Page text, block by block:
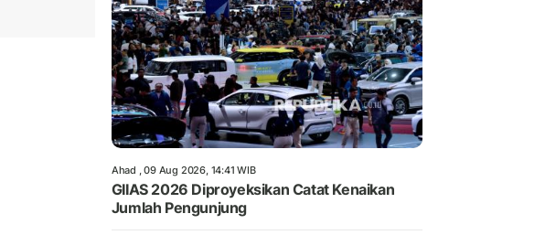
Ahad , 09 Aug 2026, 14:41 WIB
GIIAS 2026 Diproyeksikan Catat Kenaikan
Jumlah Pengunjung